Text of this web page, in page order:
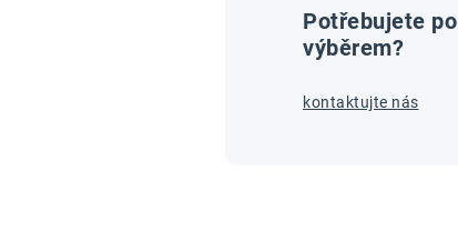
Potřebujete
výběrem?
kontaktujte nás